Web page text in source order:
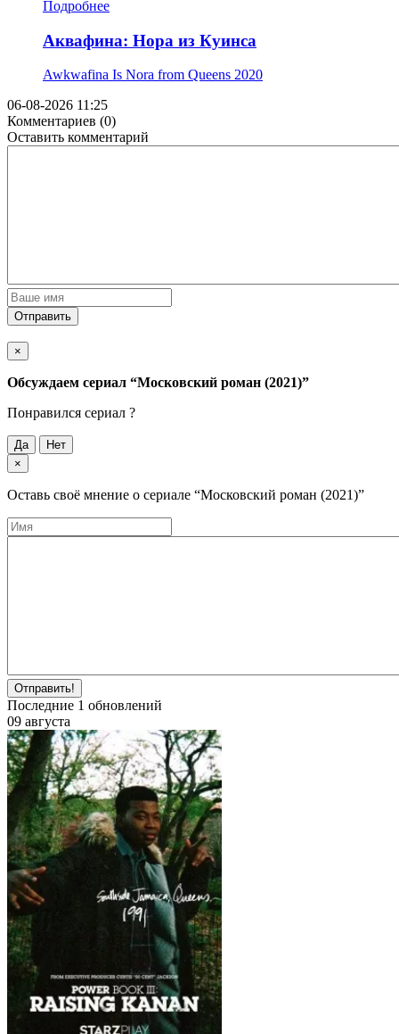
Подробнее
Аквафина: Нора из Куинса
Awkwafina Is Nora from Queens 2020
06-08-2026 11:25
Комментариев (0)
Оставить комментарий
Отправить
×
Обсуждаем cериал “Московский роман (2021)”
Понравился cериал ?
Да
Нет
×
Оставь своё мнение о cериале “Московский роман (2021)”
Отправить!
Последние 1 обновлений
09 августа